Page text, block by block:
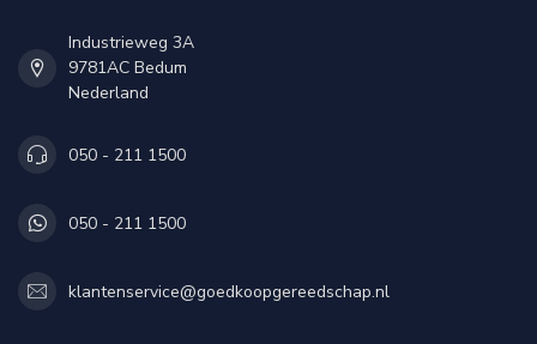
Industrieweg 3A
9781AC Bedum
Nederland
050 - 211 1500
050 - 211 1500
klantenservice@goedkoopgereedschap.nl